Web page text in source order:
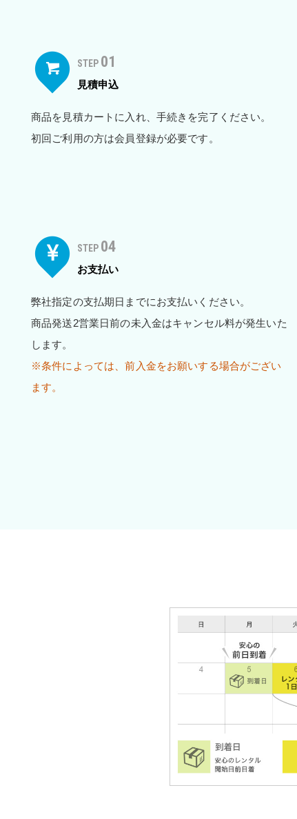
STEP 01
見積申込
商品を見積カートに入れ、手続きを完了ください。
初回ご利用の方は会員登録が必要です。
STEP 04
お支払い
弊社指定の支払期日までにお支払いください。
商品発送2営業日前の未入金はキャンセル料が発生いた
します。
※条件によっては、前入金をお願いする場合がござい
ます。